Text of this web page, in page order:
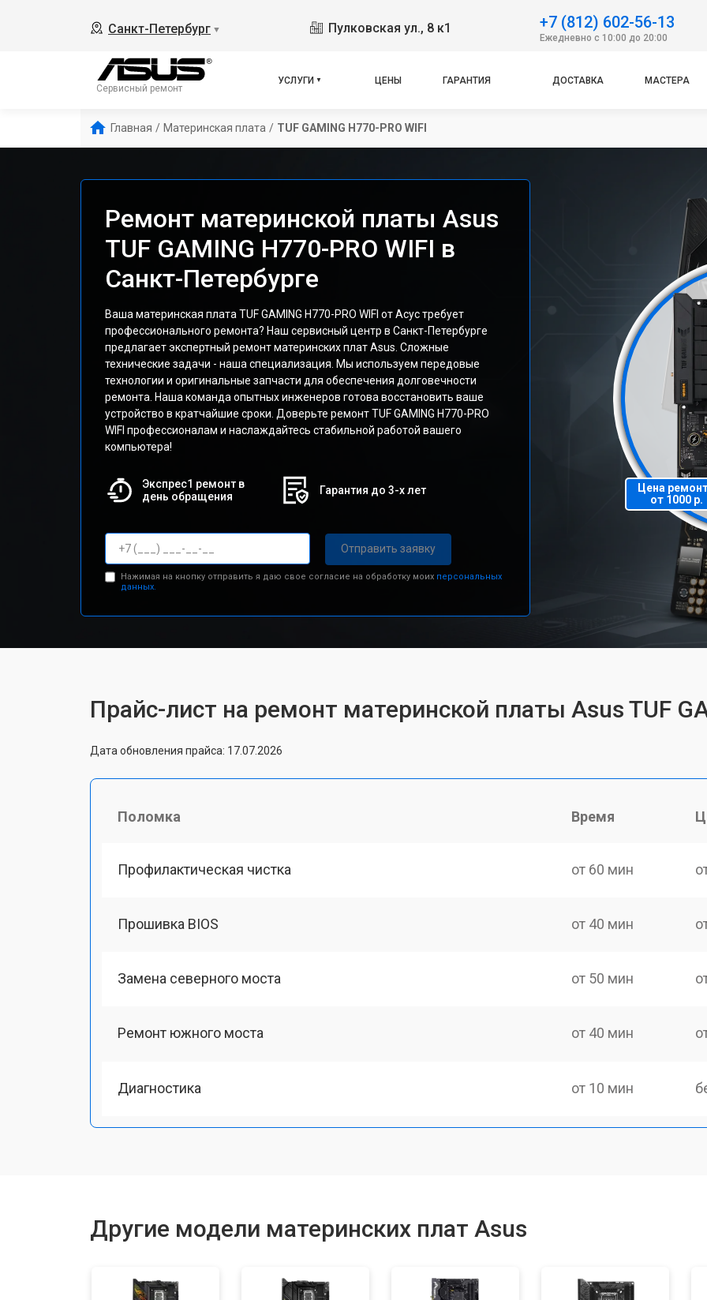
Санкт-Петербург ▼ Пулковская ул., 8 к1 +7 (812) 602-56-13
Ежедневно с 10:00 до 20:00
Сервисный ремонт
УСЛУГИ ЦЕНЫ ГАРАНТИЯ ДОСТАВКА МАСТЕРА
Главная / Материнская плата / TUF GAMING H770-PRO WIFI
Ремонт материнской платы Asus
TUF GAMING H770-PRO WIFI в
Санкт-Петербурге
Ваша материнская плата TUF GAMING H770-PRO WIFI от Асус требует
профессионального ремонта? Наш сервисный центр в Санкт-Петербурге
предлагает экспертный ремонт материнских плат Asus. Сложные
технические задачи - наша специализация. Мы используем передовые
технологии и оригинальные запчасти для обеспечения долговечности
ремонта. Наша команда опытных инженеров готова восстановить ваше
устройство в кратчайшие сроки. Доверьте ремонт TUF GAMING H770-PRO
WIFI профессионалам и наслаждайтесь стабильной работой вашего
компьютера!
Экспрес1 ремонт в
день обращения
Гарантия до 3-х лет
Отправить заявку
Нажимая на кнопку отправить я даю свое согласие на обработку моих персональных
данных.
Цена
от 1000 р.
Прайс-лист на ремонт материнской платы Asus TUF
Дата обновления прайса: 17.07.2026
Поломка Время
Профилактическая чистка от 60 мин
Прошивка BIOS от 40 мин
Замена северного моста от 50 мин
Ремонт южного моста от 40 мин
Диагностика от 10 мин
Другие модели материнских плат Asus